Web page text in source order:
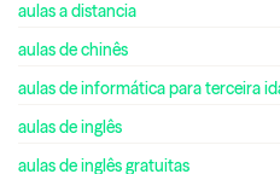
aulas a distancia
aulas de chinês
aulas de informática para terceira
aulas de inglês
aulas de inglês gratuitas